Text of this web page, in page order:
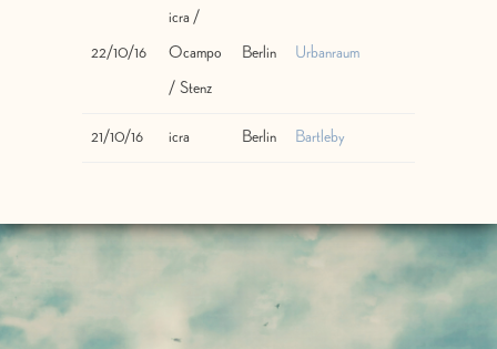
22/10/16
icra /
Ocampo
/ Stenz
Berlin Urbanraum
21/10/16 icra Berlin Bartleby